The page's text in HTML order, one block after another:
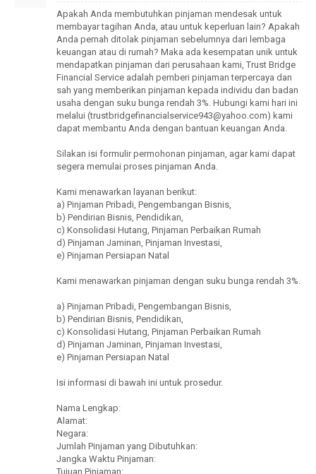
Apakah Anda membutuhkan pinjaman mendesak untuk
membayar tagihan Anda, atau untuk keperluan lain? Apakah
Anda pernah ditolak pinjaman sebelumnya dari lembaga
keuangan atau di rumah? Maka ada kesempatan unik untuk
mendapatkan pinjaman dari perusahaan kami, Trust Bridge
Financial Service adalah pemberi pinjaman terpercaya dan
sah yang memberikan pinjaman kepada individu dan badan
usaha dengan suku bunga rendah 3%. Hubungi kami hari ini
melalui (trustbridgefinancialservice943@yahoo.com) kami
dapat membantu Anda dengan bantuan keuangan Anda.
Silakan isi formulir permohonan pinjaman, agar kami dapat
segera memulai proses pinjaman Anda.
Kami menawarkan layanan berikut:
a) Pinjaman Pribadi, Pengembangan Bisnis,
b) Pendirian Bisnis, Pendidikan,
c) Konsolidasi Hutang, Pinjaman Perbaikan Rumah
d) Pinjaman Jaminan, Pinjaman Investasi,
e) Pinjaman Persiapan Natal
Kami menawarkan pinjaman dengan suku bunga rendah 3%.
a) Pinjaman Pribadi, Pengembangan Bisnis,
b) Pendirian Bisnis, Pendidikan,
c) Konsolidasi Hutang, Pinjaman Perbaikan Rumah
d) Pinjaman Jaminan, Pinjaman Investasi,
e) Pinjaman Persiapan Natal
Isi informasi di bawah ini untuk prosedur.
Nama Lengkap:
Alamat:
Negara:
Jumlah Pinjaman yang Dibutuhkan:
Jangka Waktu Pinjaman:
Tujuan Pinjaman: